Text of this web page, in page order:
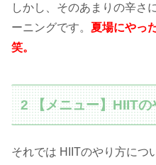
しかし、そのあまりの辛さ
ーニングです。 夏場にやっ
笑。
2 【メニュー】HIITの
それでは HIITのやり方につ